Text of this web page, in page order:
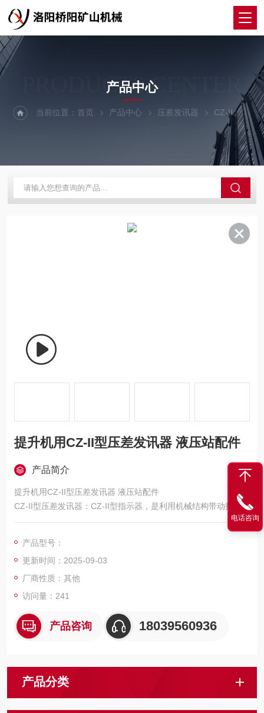
PRODUCTS CENTER
产品中心
当前位置：首页 产品中心 压差发讯器 CZ-II 提
提升机用CZ-II型压差发讯器 液压站配件
产品简介
提升机用CZ-II型压差发讯器 液压站配件
CZ-II型压差发讯器：CZ-II型指示器，是利用机械结构带动指针，
其优点，是不需要接电源就可直接以指针位置了解到滤芯的工作
产品型号：
更新时间：2025-09-03
厂商性质：其他
访问量：241
产品咨询 18039560936
产品分类
电话咨询